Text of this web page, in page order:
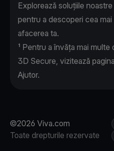
Explorează soluțiile noastre
pentru a descoperi cea
afacerea ta.
¹ Pentru a învăța mai
3D Secure, vizitează
Ajutor.
©2026 Viva.com
Toate drepturile rezervate